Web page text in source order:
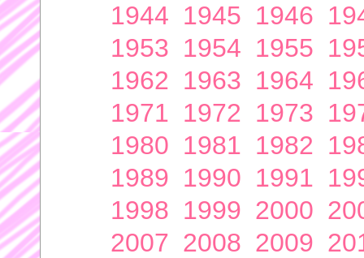
1944 1945 1946
1953 1954 1955
1962 1963 1964
1971 1972 1973
1980 1981 1982
1989 1990 1991
1998 1999 2000
2007 2008 2009